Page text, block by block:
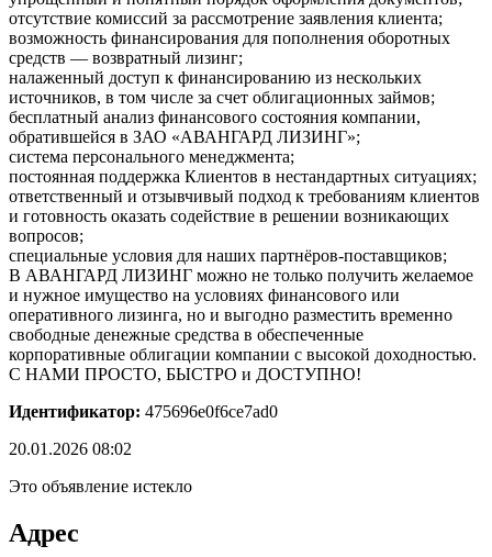
отсутствие комиссий за рассмотрение заявления клиента;
возможность финансирования для пополнения оборотных
средств — возвратный лизинг;
налаженный доступ к финансированию из нескольких
источников, в том числе за счет облигационных займов;
бесплатный анализ финансового состояния компании,
обратившейся в ЗАО «АВАНГАРД ЛИЗИНГ»;
система персонального менеджмента;
постоянная поддержка Клиентов в нестандартных ситуациях;
ответственный и отзывчивый подход к требованиям клиентов
и готовность оказать содействие в решении возникающих
вопросов;
специальные условия для наших партнёров-поставщиков;
В АВАНГАРД ЛИЗИНГ можно не только получить желаемое
и нужное имущество на условиях финансового или
оперативного лизинга, но и выгодно разместить временно
свободные денежные средства в обеспеченные
корпоративные облигации компании с высокой доходностью.
С НАМИ ПРОСТО, БЫСТРО и ДОСТУПНО!
Идентификатор: 475696e0f6ce7ad0
20.01.2026 08:02
Это объявление истекло
Адрес